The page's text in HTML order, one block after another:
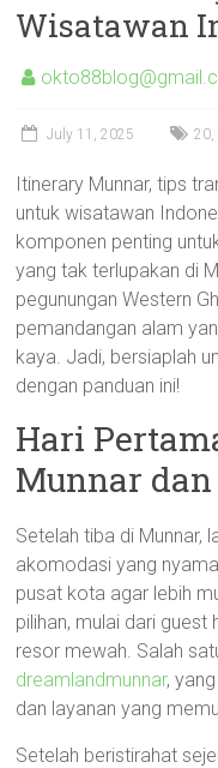
Wisatawan
July 11, 2025 20,
Itinerary Munnar, tips
untuk wisatawan
komponen penting
yang tak terlupakan di
pegunungan Western
pemandangan alam
kaya. Jadi, bersiaplah
dengan panduan ini!
Hari
Munnar
Setelah tiba di Munnar,
akomodasi yang
pusat kota agar lebih
pilihan, mulai dari
resor mewah. Salah
dreamlandmunnar,
dan layanan yang
Setelah beristirahat